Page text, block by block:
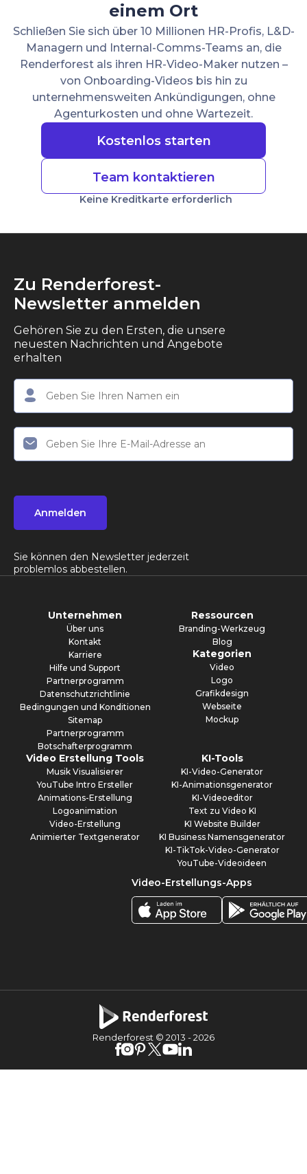
einem Ort
Schließen Sie sich über 10 Millionen HR-Profis, L&D-
Managern und Internal-Comms-Teams an, die
Renderforest als ihren HR-Video-Maker nutzen –
von Onboarding-Videos bis hin zu
unternehmensweiten Ankündigungen, ohne
Agenturkosten und ohne Wartezeit.
Kostenlos starten
Team kontaktieren
Keine Kreditkarte erforderlich
Zu Renderforest-
Newsletter anmelden
Gehören Sie zu den Ersten, die unsere
neuesten Nachrichten und Angebote
erhalten
Anmelden
Sie können den Newsletter jederzeit
problemlos abbestellen.
Unternehmen
Über uns
Kontakt
Karriere
Hilfe und Support
Partnerprogramm
Datenschutzrichtlinie
Bedingungen und Konditionen
Sitemap
Partnerprogramm
Botschafterprogramm
Ressourcen
Branding-Werkzeug
Blog
Kategorien
Video
Logo
Grafikdesign
Webseite
Mockup
Video Erstellung Tools
Musik Visualisierer
YouTube Intro Ersteller
Animations-Erstellung
Logoanimation
Video-Erstellung
Animierter Textgenerator
KI-Tools
KI-Video-Generator
KI-Animationsgenerator
KI-Videoeditor
Text zu Video KI
KI Website Builder
KI Business Namensgenerator
KI-TikTok-Video-Generator
YouTube-Videoideen
Video-Erstellungs-Apps
Renderforest © 2013 -2026